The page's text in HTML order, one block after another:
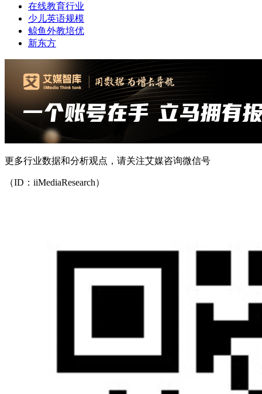
在线教育行业
少儿英语规模
鲸鱼外教培优
新东方
更多行业数据和分析观点，请关注艾媒咨询微信号
（ID：iiMediaResearch）